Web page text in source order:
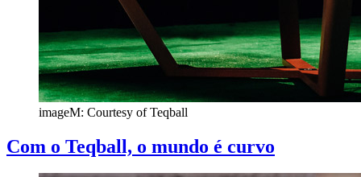
imageM: Courtesy of Teqball
Com o Teqball, o mundo é curvo